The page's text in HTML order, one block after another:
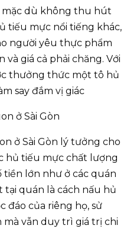
mặc dù không thu hút
tiếu mực nổi tiếng khác,
người yêu thực phẩm
giá cả phải chăng. Với
thưởng thức một tô hủ
say đắm vị giác
ở Sài Gòn lý tưởng cho
hủ tiếu mực chất lượng
tiền lớn như ở các quán
tại quán là cách nấu hủ
đáo của riêng họ, sử
vẫn duy trì giá trị chi